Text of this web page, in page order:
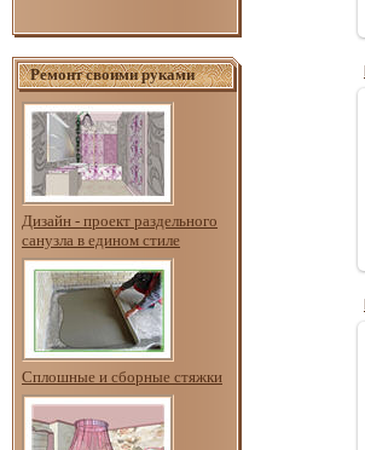
Ремонт своими руками
Дизайн - проект раздельного
санузла в едином стиле
Сплошные и сборные стяжки